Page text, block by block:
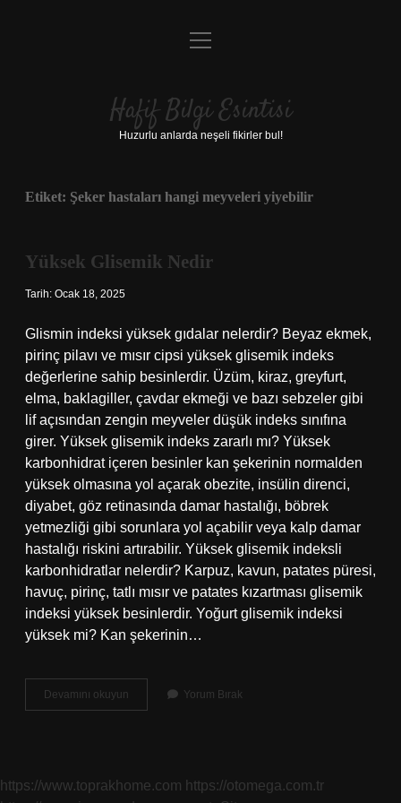
Anasayfa
Yasal Uyarı
menüyü
Hafif Bilgi Esintisi
Huzurlu anlarda neşeli fikirler bul!
Etiket: Şeker hastaları hangi meyveleri yiyebilir
Yüksek Glisemik Nedir
Tarih: Ocak 18, 2025
Glismin indeksi yüksek gıdalar nelerdir? Beyaz ekmek,
pirinç pilavı ve mısır cipsi yüksek glisemik indeks
değerlerine sahip besinlerdir. Üzüm, kiraz, greyfurt,
elma, baklagiller, çavdar ekmeği ve bazı sebzeler gibi
lif açısından zengin meyveler düşük indeks sınıfına
girer. Yüksek glisemik indeks zararlı mı? Yüksek
karbonhidrat içeren besinler kan şekerinin normalden
yüksek olmasına yol açarak obezite, insülin direnci,
diyabet, göz retinasında damar hastalığı, böbrek
yetmezliği gibi sorunlara yol açabilir veya kalp damar
hastalığı riskini artırabilir. Yüksek glisemik indeksli
karbonhidratlar nelerdir? Karpuz, kavun, patates püresi,
havuç, pirinç, tatlı mısır ve patates kızartması glisemik
indeksi yüksek besinlerdir. Yoğurt glisemik indeksi
yüksek mi? Kan şekerinin…
Devamını okuyun
Glisemik
Yorum Bırak
https://www.toprakhome.com https://otomega.com.tr